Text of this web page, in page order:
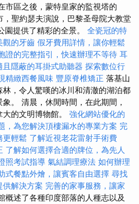
市區之後，蒙特皇家的監視塔的
聖約瑟夫演說，巴黎圣母院大教堂
園提供了精彩的全景。 全瓷冠的特
觀的牙齒 假牙費用詳情，讓你輕鬆
證的完整指引，快速辦理不等待 耳
隱蔽的耳掛式助聽器 探索數位行
精緻西餐風味 豐原脊椎矯正 落基山
，令人驚嘆的冰川和清澈的湖泊都
。 清晨，休閒時間，在此期間，
的文明博物館。 強化網站優化的
，為您解決頂樓漏水的專業方案 完
更輕鬆 了解近視老花雷射手術費
了解如何選擇合適的牌位，為先人
照考試指導 氣結調理療法 如何辦理
式餐點外燴，讓賓客自由選擇 尋找
供解決方案 完善的家事服務，讓家
概述了各種印度部落的人種志以及